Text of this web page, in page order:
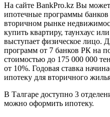
На сайте BankPro.kz Вы
ипотечные программы
вторичном рынке
купить квартиру, таунхаус
выступает физическое лицо.
программ от 7 банков РК на
стоимостью до 175 000 000
от 10%. Годовая ставка
ипотеку для вторичного
В Талгаре доступно 3
можно оформить ипотеку.